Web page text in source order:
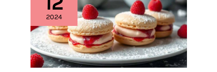
empêche efficacement la
poussière ou les insectes
de tomber sur les
aliments. Il est idéal pour
le thé de l'après-midi, les
fêtes d'anniversaire et les
repas de famille.
2024